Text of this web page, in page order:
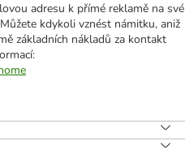
adresu k přímé reklamě na své
kdykoli vznést námitku, aniž
základních nákladů za kontakt